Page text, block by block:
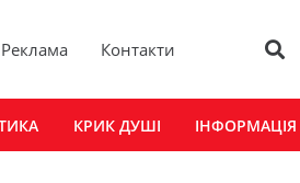
Реклама Контакти
КРИК ДУШІ ІНФОРМАЦІЯ